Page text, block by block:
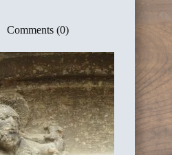
Comments (0)